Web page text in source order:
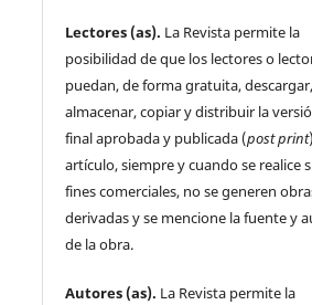
Lectores (as). La Revista permite la
posibilidad de que los lectores o
puedan, de forma gratuita, descargar,
almacenar, copiar y distribuir la
final aprobada y publicada (post print
artículo, siempre y cuando se realice
fines comerciales, no se generen
derivadas y se mencione la fuente y
de la obra.
Autores (as). La Revista permite la